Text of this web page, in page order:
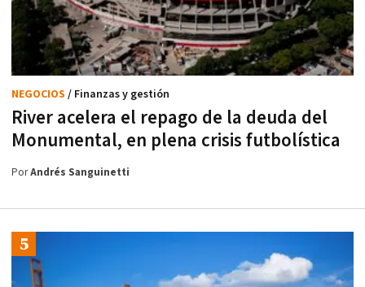
River acelera el repago de la deuda del
Monumental, en plena crisis futbolística
NEGOCIOS / Finanzas y gestión
PorAndrés Sanguinetti